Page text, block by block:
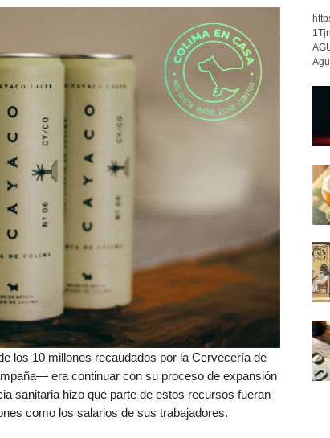
los 10 millones recaudados por la Cervecería de
era continuar con su proceso de expansión
sanitaria hizo que parte de estos recursos fueran
como los salarios de sus trabajadores.